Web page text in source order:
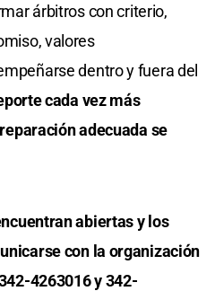
árbitros con criterio,
valores
dentro y fuera del
cada vez más
adecuada se
abiertas y los
con la organización
4263016 y 342-